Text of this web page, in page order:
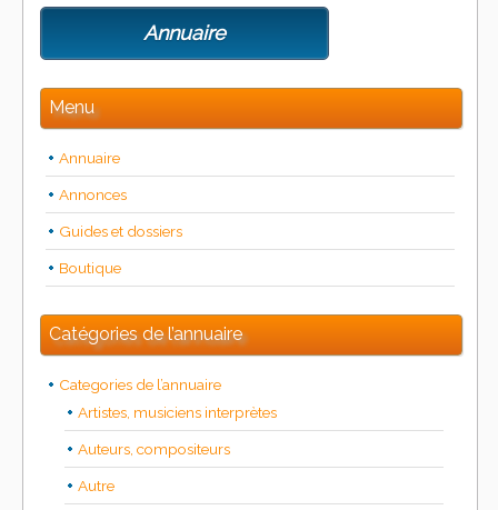
Annuaire
Menu
Annuaire
Annonces
Guides et dossiers
Boutique
Catégories de l’annuaire
Categories de l’annuaire
Artistes, musiciens interprètes
Auteurs, compositeurs
Autre